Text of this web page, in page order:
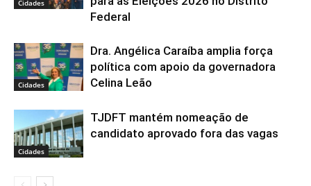
Cidades
Federal
Cidades
Dra. Angélica Caraíba amplia força
política com apoio da governadora
Celina Leão
Cidades
TJDFT mantém nomeação de
candidato aprovado fora das vagas